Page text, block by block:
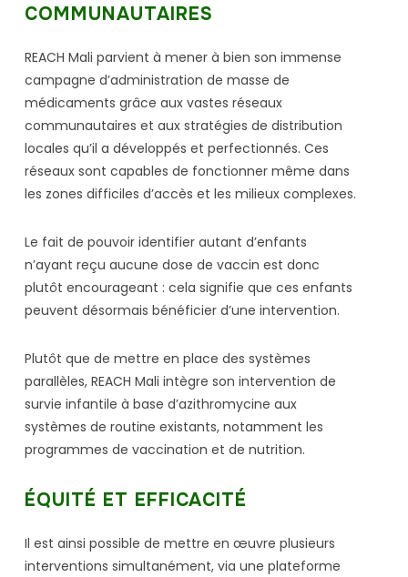
COMMUNAUTAIRES
REACH Mali parvient à mener à bien son immense
campagne d’administration de masse de
médicaments grâce aux vastes réseaux
communautaires et aux stratégies de distribution
locales qu’il a développés et perfectionnés. Ces
réseaux sont capables de fonctionner même dans
les zones difficiles d’accès et les milieux complexes.
Le fait de pouvoir identifier autant d’enfants
n’ayant reçu aucune dose de vaccin est donc
plutôt encourageant : cela signifie que ces enfants
peuvent désormais bénéficier d’une intervention.
Plutôt que de mettre en place des systèmes
parallèles, REACH Mali intègre son intervention de
survie infantile à base d’azithromycine aux
systèmes de routine existants, notamment les
programmes de vaccination et de nutrition.
ÉQUITÉ ET EFFICACITÉ
Il est ainsi possible de mettre en œuvre plusieurs
interventions simultanément, via une plateforme